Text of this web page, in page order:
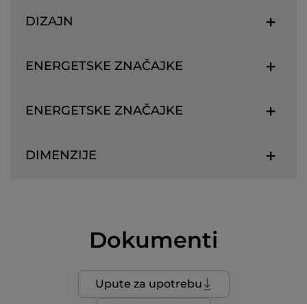
DIZAJN
ENERGETSKE ZNAČAJKE
ENERGETSKE ZNAČAJKE
DIMENZIJE
Dokumenti
Upute za upotrebu